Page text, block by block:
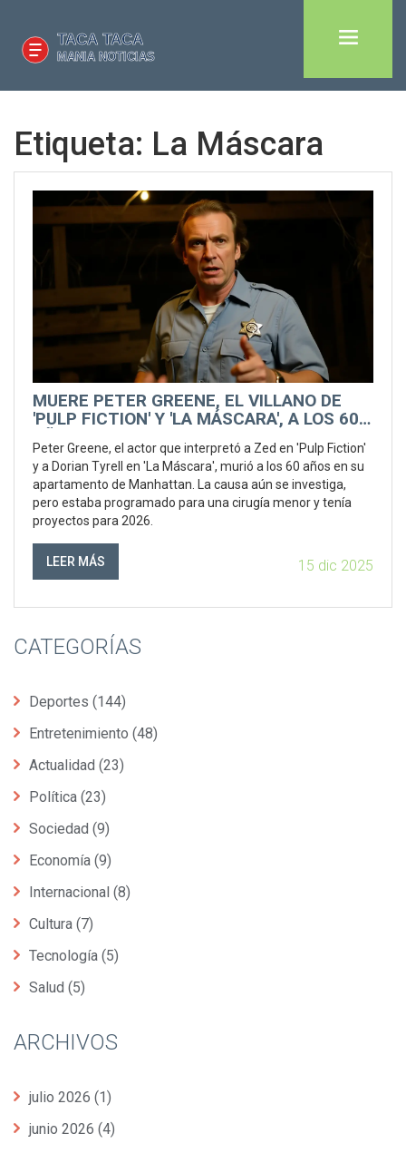
Etiqueta: La Máscara
MUERE PETER GREENE, EL VILLANO DE
'PULP FICTION' Y 'LA MÁSCARA', A LOS 60
Peter Greene, el actor que interpretó a Zed en 'Pulp Fiction'
y a Dorian Tyrell en 'La Máscara', murió a los 60 años en su
apartamento de Manhattan. La causa aún se investiga,
pero estaba programado para una cirugía menor y tenía
proyectos para 2026.
LEER MÁS 15 dic 2025
CATEGORÍAS
Deportes (144)
Entretenimiento (48)
Actualidad (23)
Política (23)
Sociedad (9)
Economía (9)
Internacional (8)
Cultura (7)
Tecnología (5)
Salud (5)
ARCHIVOS
julio 2026 (1)
junio 2026 (4)